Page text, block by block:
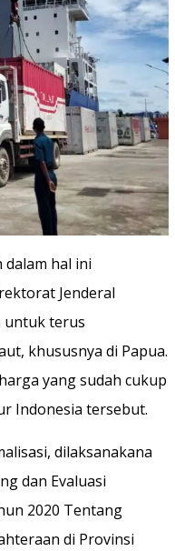
dalam hal ini
Jenderal
untuk terus
khususnya di Papua.
yang sudah cukup
Indonesia tersebut.
dilaksanakana
dan Evaluasi
2020 Tentang
di Provinsi